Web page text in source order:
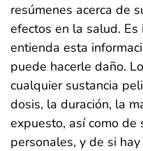
resúmenes acerca de
efectos en la salud.
entienda esta
puede hacerle daño.
cualquier sustancia
dosis, la duración, la
expuesto, así como de
personales, y de si